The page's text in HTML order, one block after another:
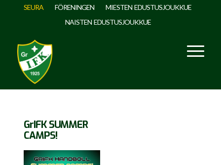
SEURA FÖRENINGEN
MIESTEN EDUSTUSJOUKKUE
NAISTEN EDUSTUSJOUKKUE
GrIFK SUMMER
CAMPS!